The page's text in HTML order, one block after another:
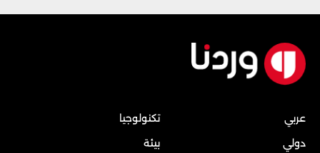
عربي
دولي
تكنولوجيا
بيئة